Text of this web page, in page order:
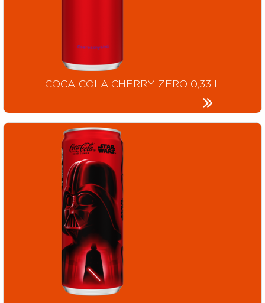
COCA-COLA CHERRY ZERO 0,33 L